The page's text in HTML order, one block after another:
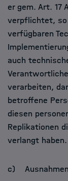
er gem. Art. 17
verpflichtet, so
verfügbaren
auch
verarbeiten,
betroffene
diesen
Replikationen
verlangt haben.
c) Ausnahmen